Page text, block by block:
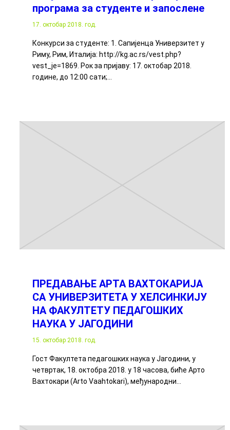
програма за студенте и запослене
17. октобар 2018. год.
Конкурси за студенте: 1. Сапијенца Универзитет у
Риму, Рим, Италија: http://kg.ac.rs/vest.php?
vest_je=1869. Рок за пријаву: 17. октобар 2018.
године, до 12:00 сати;…
ПРЕДАВАЊЕ АРТА ВАХТОКАРИЈА
СА УНИВЕРЗИТЕТА У ХЕЛСИНКИЈУ
НА ФАКУЛТЕТУ ПЕДАГОШКИХ
НАУКА У ЈАГОДИНИ
15. октобар 2018. год.
Гост Факултета педагошких наука у Јагодини, у
четвртак, 18. октобра 2018. у 18 часова, биће Арто
Вахтокари (Arto Vaahtokari), међународни…